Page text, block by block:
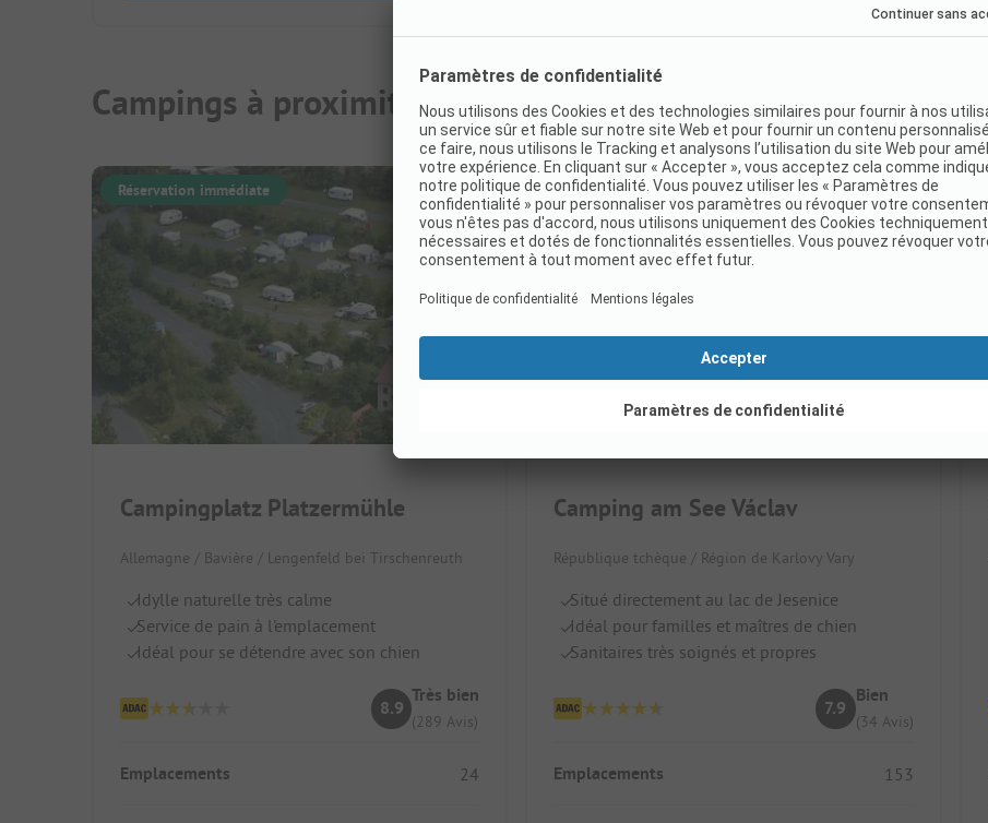
Campings à proximité
Réservation immédiate
Campingplatz Platzermühle
Allemagne / Bavière / Lengenfeld bei Tirschenreuth
Idylle naturelle très calme
Service de pain à l'emplacement
Idéal pour se détendre avec son chien
8.9
Très bien
(289 Avis)
Emplacements 24
Camping am See Václav
République tchèque / Région de Karlovy Vary
Situé directement au lac de Jesenice
Idéal pour familles et maîtres de chien
Sanitaires très soignés et propres
7.9
Bien
(34 Avis)
Emplacements 153